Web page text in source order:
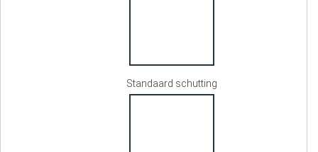
Standaard schutting